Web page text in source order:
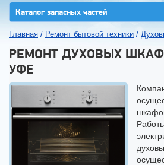
Каталог запасных частей
Главная / Ремонт бытовой техники /
РЕМОНТ ДУХОВЫХ
УФЕ